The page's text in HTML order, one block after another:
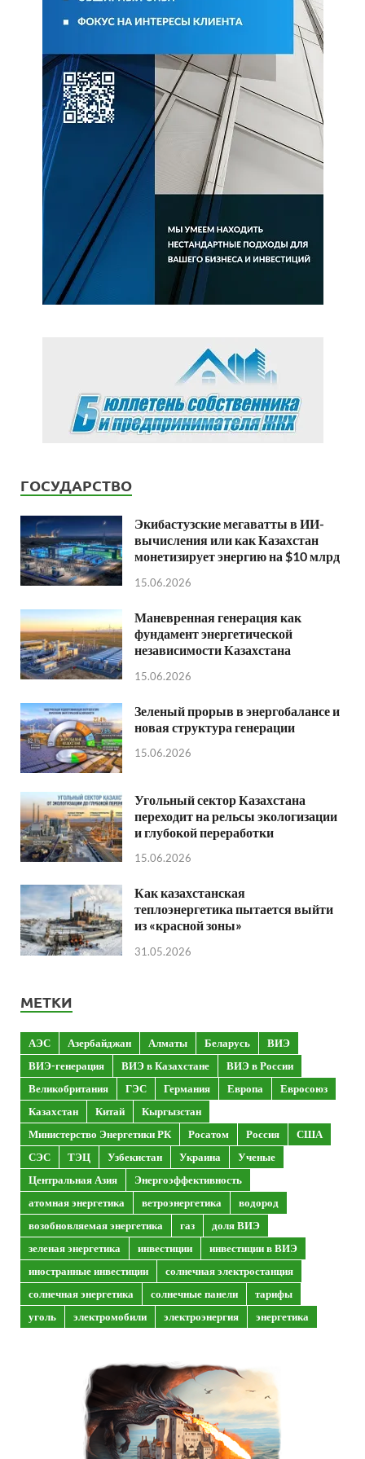
ГОСУДАРСТВО
Экибастузские мегаватты в ИИ-
вычисления или как Казахстан
монетизирует энергию на $10 млрд
15.06.2026
Маневренная генерация как
фундамент энергетической
независимости Казахстана
15.06.2026
Зеленый прорыв в энергобалансе и
новая структура генерации
15.06.2026
Угольный сектор Казахстана
переходит на рельсы экологизации
и глубокой переработки
15.06.2026
Как казахстанская
теплоэнергетика пытается выйти
из «красной зоны»
31.05.2026
МЕТКИ
АЭС Азербайджан Алматы Беларусь
ВИЭ
ВИЭ-генерация
ВИЭ в Казахстане
ВИЭ в России
Великобритания
ГЭС Германия Европа
Евросоюз
Казахстан
Китай
Кыргызстан
Министерство Энергетики РК
Росатом Россия
США
СЭС
ТЭЦ Узбекистан Украина
Ученые
Центральная Азия
Энергоэффективность
атомная энергетика
ветроэнергетика
водород
возобновляемая энергетика
газ
доля ВИЭ
зеленая энергетика
инвестиции
инвестиции в ВИЭ
иностранные инвестиции
солнечная электростанция
солнечная энергетика
солнечные панели
тарифы
уголь
электромобили электроэнергия энергетика